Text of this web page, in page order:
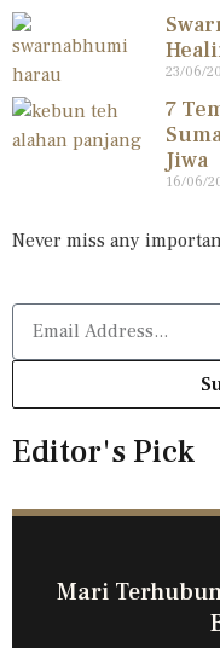
23/06/
7
Jiwa
16/06/
Never miss any
Editor's Pick
Mari